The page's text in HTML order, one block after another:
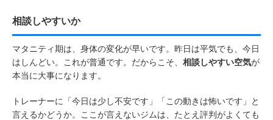
相談しやすいか
マタニティ期は、身体の変化が早いです。昨日は平気でも、今日
はしんどい。これが普通です。だからこそ、 相談しやすい空気が
本当に大事になります。
トレーナーに「今日は少し不安です」「この動きは怖いです」と
言えるかどうか。ここが言えないジムは、たとえ評判がよくても